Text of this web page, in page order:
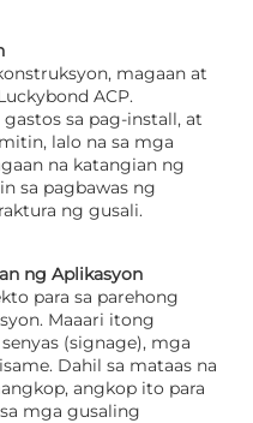
magaan at
ACP.
sa pag-install, at
lalo na sa mga
na katangian ng
sa pagbawas ng
ng gusali.
ng Aplikasyon
para sa parehong
Maaari itong
(signage), mga
Dahil sa mataas na
angkop ito para
mga gusaling